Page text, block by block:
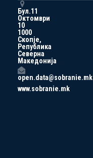
Бул.11
Октомври
10
1000
Скопје,
Република
Северна
Македонија
open.data@sobranie.mk
www.sobranie.mk